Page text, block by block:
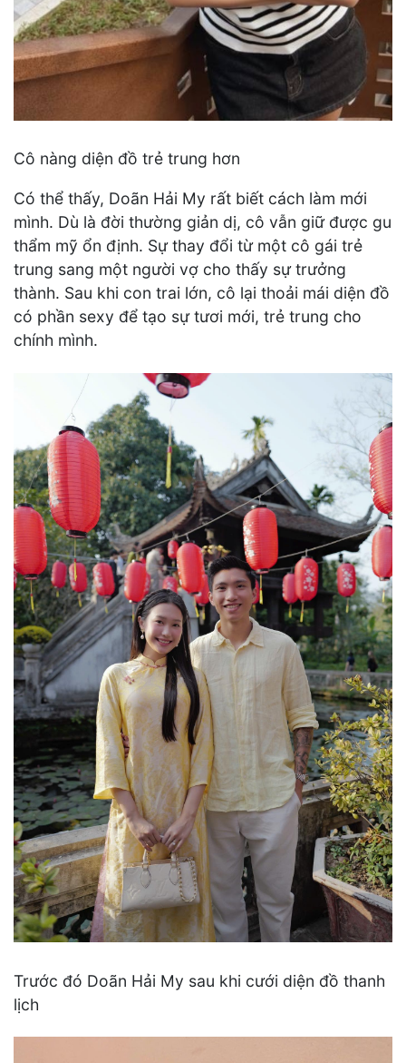
Cô nàng diện đồ trẻ trung hơn
Có thể thấy, Doãn Hải My rất biết cách làm mới
mình. Dù là đời thường giản dị, cô vẫn giữ được gu
thẩm mỹ ổn định. Sự thay đổi từ một cô gái trẻ
trung sang một người vợ cho thấy sự trưởng
thành. Sau khi con trai lớn, cô lại thoải mái diện đồ
có phần sexy để tạo sự tươi mới, trẻ trung cho
chính mình.
Trước đó Doãn Hải My sau khi cưới diện đồ thanh
lịch